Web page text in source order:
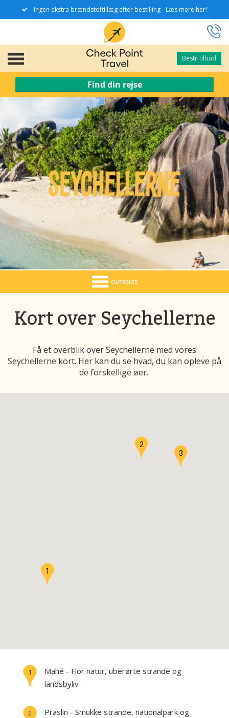
Ingen ekstra brændstoftillæg efter bestilling - Læs mere her!
Bestil tilbud
Bestil tilbud
Find din rejse
OVERSIGT
Kort over Seychellerne
Få et overblik over Seychellerne med vores
Seychellerne kort. Her kan du se hvad, du kan opleve på
de forskellige øer.
1
2
3
1
Mahé - Flor natur, uberørte strande og
landsbyliv
2
Praslin - Smukke strande, nationalpark og